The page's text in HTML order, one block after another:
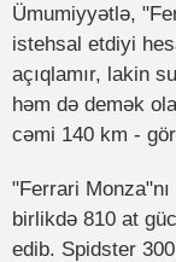
Ümumiyyətlə,
istehsal etdiyi
açıqlamır, lakin
həm də demək
cəmi 140 km -
"Ferrari
birlikdə 810 at
edib. Spidster